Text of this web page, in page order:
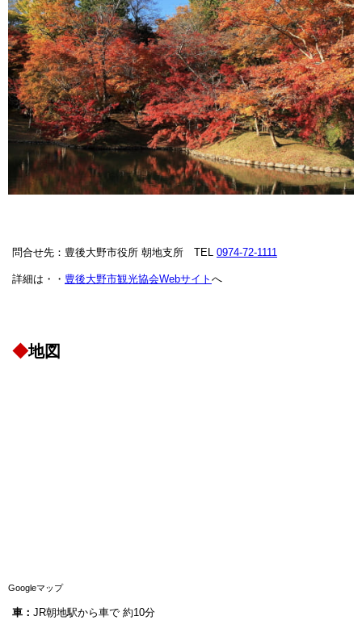
問合せ先：豊後大野市役所 朝地支所 TEL 0974-72-1111
詳細は・・ 豊後大野市観光協会Webサイト へ
◆地図
Googleマップ
車： JR朝地駅から車で 約10分